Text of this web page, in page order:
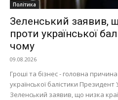
Політика
Зеленський заявив,
проти української
чому
09.08.2026
Гроші та бізнес - головна
української балістики
Зеленський заявив, що низка